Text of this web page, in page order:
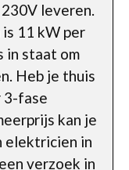
leveren.
11 kW per
in staat om
Heb je thuis
3-fase
kan je
elektricien in
verzoek in